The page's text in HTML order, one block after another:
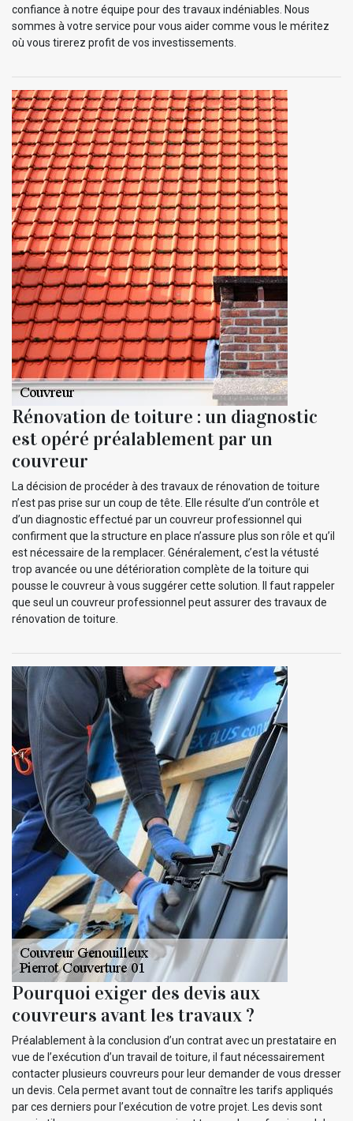
confiance à notre équipe pour des travaux indéniables. Nous
sommes à votre service pour vous aider comme vous le méritez
où vous tirerez profit de vos investissements.
Rénovation de toiture : un diagnostic
est opéré préalablement par un
couvreur
La décision de procéder à des travaux de rénovation de toiture
n’est pas prise sur un coup de tête. Elle résulte d’un contrôle et
d’un diagnostic effectué par un couvreur professionnel qui
confirment que la structure en place n’assure plus son rôle et qu’il
est nécessaire de la remplacer. Généralement, c’est la vétusté
trop avancée ou une détérioration complète de la toiture qui
pousse le couvreur à vous suggérer cette solution. Il faut rappeler
que seul un couvreur professionnel peut assurer des travaux de
rénovation de toiture.
Pourquoi exiger des devis aux
couvreurs avant les travaux ?
Préalablement à la conclusion d’un contrat avec un prestataire en
vue de l’exécution d’un travail de toiture, il faut nécessairement
contacter plusieurs couvreurs pour leur demander de vous dresser
un devis. Cela permet avant tout de connaître les tarifs appliqués
par ces derniers pour l’exécution de votre projet. Les devis sont